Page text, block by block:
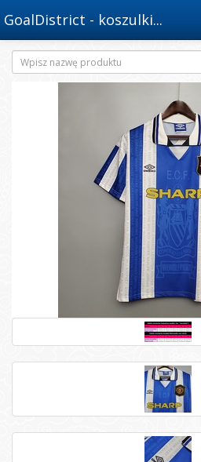
GoalDistrict - koszulki...